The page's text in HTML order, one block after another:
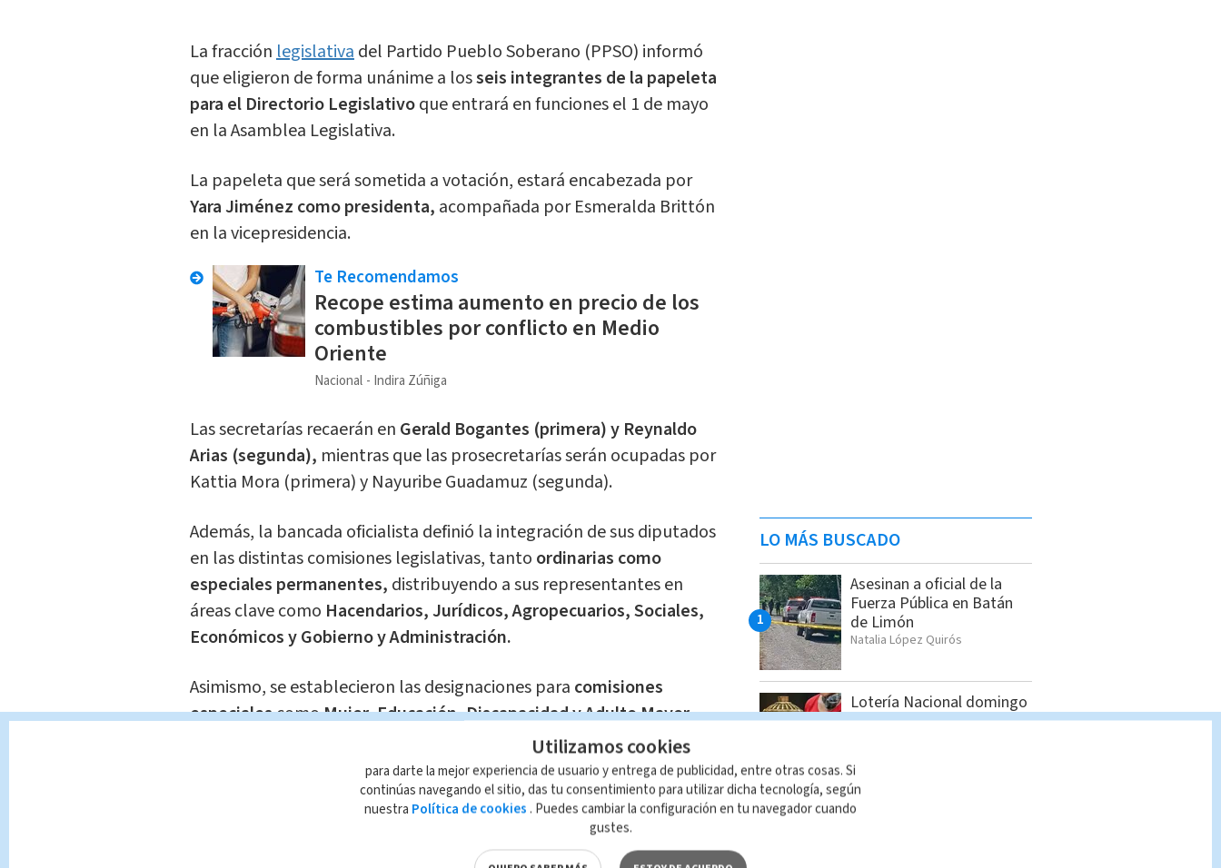
La fracciónlegislativadel Partido Pueblo Soberano (PPSO) informó
que eligieron de forma unánime a losseis integrantes de la papeleta
para el Directorio Legislativoque entrará en funciones el 1 de mayo
en la Asamblea Legislativa.
La papeleta que será sometida a votación, estará encabezada por
Yara Jiménez como presidenta, acompañada por Esmeralda Brittón
en la vicepresidencia.
Te Recomendamos
Recope estima aumento en precio de los
combustibles por conflicto en Medio
Oriente
Nacional Indira Zúñiga
Las secretarías recaerán en Gerald Bogantes (primera) y Reynaldo
Arias (segunda), mientras que las prosecretarías serán ocupadas por
Kattia Mora (primera) y Nayuribe Guadamuz (segunda).
Además, la bancada oficialista definió la integración de sus diputados
en las distintas comisiones legislativas, tanto ordinarias como
especiales permanentes, distribuyendo a sus representantes en
áreas clave como Hacendarios, Jurídicos, Agropecuarios, Sociales,
Económicos y Gobierno y Administración.
Asimismo, se establecieron las designaciones para comisiones
especialescomoMujer, Educación, Discapacidad y Adulto Mayor,
Control de Ingreso y Gasto
Público, Seguridad y Narcotráfico, Turismo y Derechos Humanos,
LO MÁS BUSCADO
Asesinan a oficial de la
Fuerza Pública en Batán
de Limón
Natalia López Quirós
Lotería Nacional domingo
2 de agosto: Lista
Cómo cambiar el orden de
Utilizamos cookies
para darte la mejor experiencia de usuario y entrega de publicidad, entre otras cosas. Si
continúas navegando el sitio, das tu consentimiento para utilizar dicha tecnología, según
nuestra Política de cookies . Puedes cambiar la configuración en tu navegador cuando
gustes.